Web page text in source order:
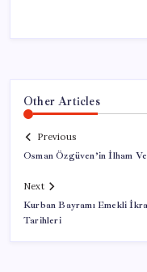
Other Articles
Previous
Osman Özgüven’in İlham
Next
Kurban Bayramı Emekli
Tarihleri